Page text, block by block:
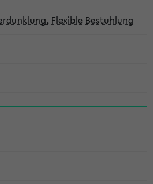
Flexible Bestuhlung